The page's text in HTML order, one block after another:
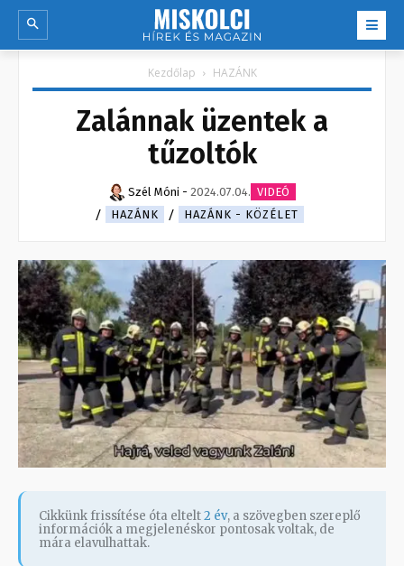
Kezdőlap HAZÁNK
Zalánnak üzentek a
tűzoltók
Szél Móni - 2024.07.04. VIDEÓ
HAZÁNK
HAZÁNK - KÖZÉLET
Cikkünk frissítése óta eltelt2 év, a szövegben szereplő
információk a megjelenéskor pontosak voltak, de
mára elavulhattak.